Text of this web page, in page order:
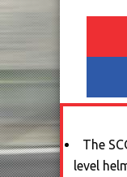
The
level